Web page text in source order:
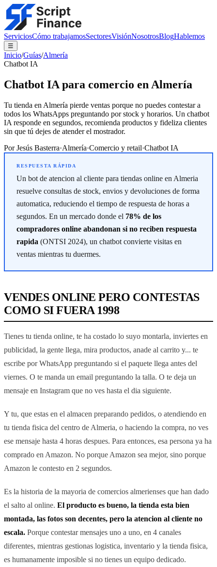
ServiciosCómo trabajamosSectoresVisiónNosotrosBlogHablemos
☰
Inicio/Guías/Almería
Chatbot IA
Chatbot IA para comercio en Almería
Tu tienda en Almería pierde ventas porque no puedes contestar a
todos los WhatsApps preguntando por stock y horarios. Un chatbot
IA responde en segundos, recomienda productos y fideliza clientes
sin que tú dejes de atender el mostrador.
PorJesús Basterra·Almería·Comercio y retail·Chatbot IA
Un bot de atencion al cliente para tiendas online en Almeria
resuelve consultas de stock, envios y devoluciones de forma
automatica, reduciendo el tiempo de respuesta de horas a
segundos. En un mercado donde el 78% de los
compradores online abandonan si no reciben respuesta
rapida (ONTSI 2024), un chatbot convierte visitas en
ventas mientras tu duermes.
VENDES ONLINE PERO CONTESTAS
COMO SI FUERA 1998
Tienes tu tienda online, te ha costado lo suyo montarla, inviertes en
publicidad, la gente llega, mira productos, anade al carrito y... te
escribe por WhatsApp preguntando si el paquete llega antes del
viernes. O te manda un email preguntando la talla. O te deja un
mensaje en Instagram que no ves hasta el dia siguiente.
Y tu, que estas en el almacen preparando pedidos, o atendiendo en
tu tienda fisica del centro de Almeria, o haciendo la compra, no ves
ese mensaje hasta 4 horas despues. Para entonces, esa persona ya ha
comprado en Amazon. No porque Amazon sea mejor, sino porque
Amazon le contesto en 2 segundos.
Es la historia de la mayoria de comercios almerienses que han dado
el salto al online. El producto es bueno, la tienda esta bien
montada, las fotos son decentes, pero la atencion al cliente no
escala. Porque contestar mensajes uno a uno, en 4 canales
diferentes, mientras gestionas logistica, inventario y la tienda fisica,
es humanamente imposible si no tienes un equipo dedicado.